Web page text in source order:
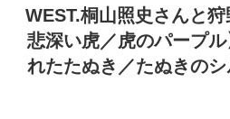
稿
日:
WEST.桐山照史さんと
悲深い虎／虎のパープ
れたたぬき／たぬきのシ